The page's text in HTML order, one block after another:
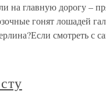
главную дорогу –
гонят лошадей
смотреть с